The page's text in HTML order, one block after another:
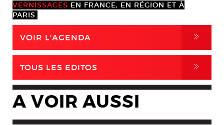
VERNISSAGES EN FRANCE, EN RÉGION ET À
PARIS.
VOIR L'AGENDA ,
TOUS LES EDITOS ,
A VOIR AUSSI